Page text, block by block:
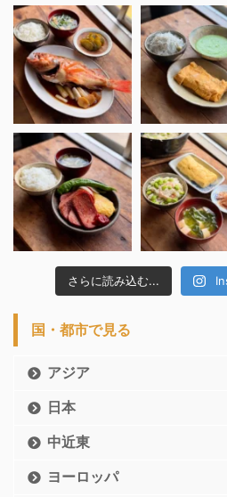
さらに読み込む...
国・都市で見る
アジア
日本
中近東
ヨーロッパ